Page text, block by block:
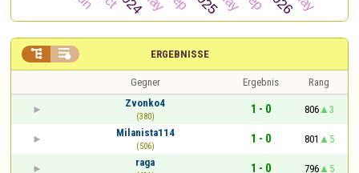
ERGEBNISSE
 
Gegner Ergebnis
Rang
Zvonko4
(380)
1 - 0 806
3
Milanista114
(506)
1 - 0 801
5
raga
1 - 0 796
5